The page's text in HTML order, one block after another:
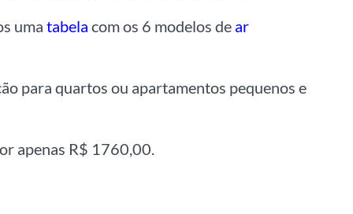
uma tabela com os 6 modelos de ar
para quartos ou apartamentos pequenos e
apenas R$ 1760,00.